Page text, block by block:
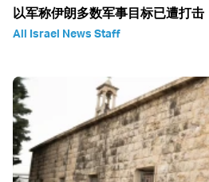
以军称伊朗多数军事目标已遭打
All Israel News Staff